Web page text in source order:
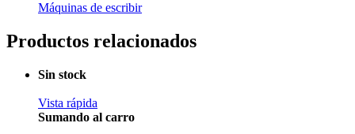
Máquinas de escribir
Productos relacionados
Sin stock
Vista rápida
Sumando al carro